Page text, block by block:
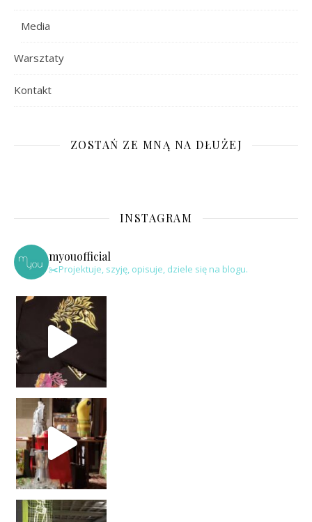
Media
Warsztaty
Kontakt
ZOSTAŃ ZE MNĄ NA DŁUŻEJ
INSTAGRAM
myouofficial
✂️Projektuje, szyję, opisuje, dziele się na blogu.